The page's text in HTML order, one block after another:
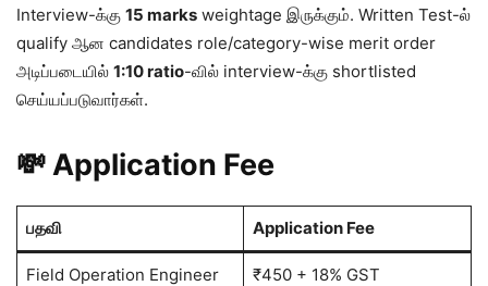
Interview-க்கு 15 marks weightage இருக்கும். Written Test-ல்
qualify ஆன candidates role/category-wise merit order
அடிப்படையில் 1:10 ratio-வில் interview-க்கு shortlisted
செய்யப்படுவார்கள்.
💸 Application Fee
பதவி Application Fee
Field Operation Engineer ₹450 + 18% GST